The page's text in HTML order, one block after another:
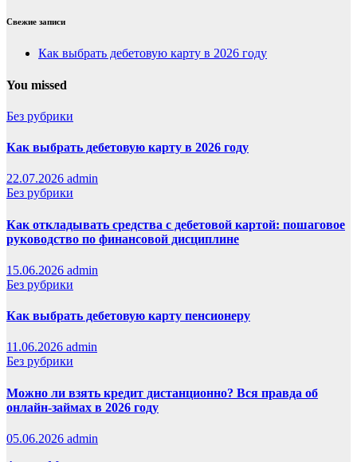
Свежие записи
Как выбрать дебетовую карту в 2026 году
You missed
Без рубрики
Как выбрать дебетовую карту в 2026 году
22.07.2026 admin
Без рубрики
Как откладывать средства с дебетовой картой: пошаговое
руководство по финансовой дисциплине
15.06.2026 admin
Без рубрики
Как выбрать дебетовую карту пенсионеру
11.06.2026 admin
Без рубрики
Можно ли взять кредит дистанционно? Вся правда об
онлайн-займах в 2026 году
05.06.2026 admin